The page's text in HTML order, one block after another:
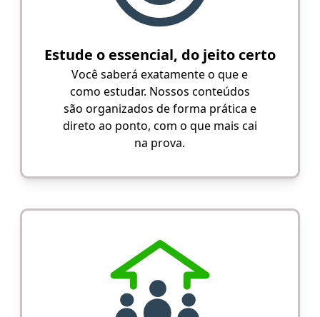
Estude o essencial, do jeito certo
Você saberá exatamente o que e
como estudar. Nossos conteúdos
são organizados de forma prática e
direto ao ponto, com o que mais cai
na prova.